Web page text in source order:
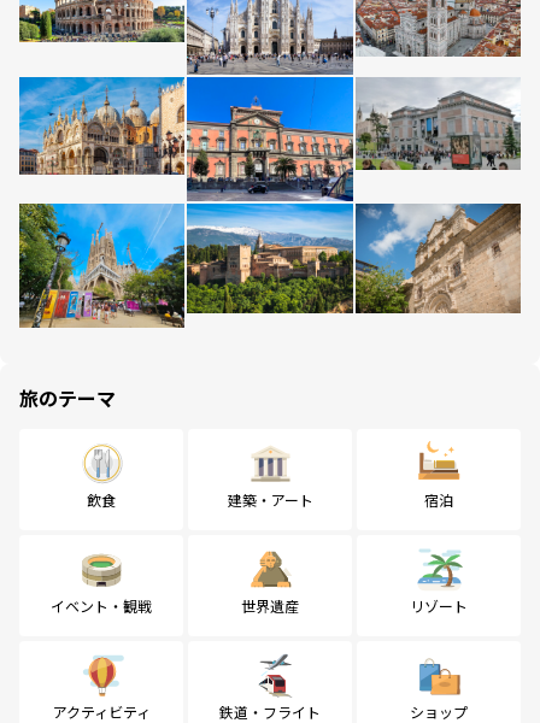
旅のテーマ
飲食 建築・アート 宿泊
イベント・観戦 世界遺産 リゾート
アクティビティ 鉄道・フライト ショップ